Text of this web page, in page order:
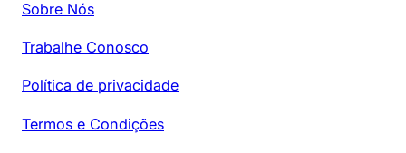
Sobre Nós
Trabalhe Conosco
Política de privacidade
Termos e Condições